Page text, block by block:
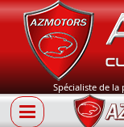
Spécialiste de